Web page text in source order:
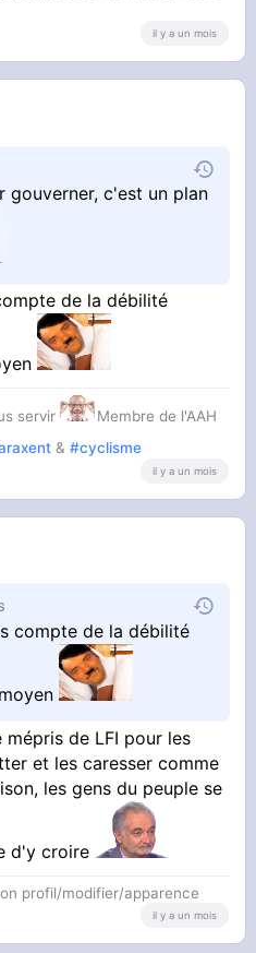
il y a un mois
gouverner, c'est un plan
de la débilité
servir
Membre de l'AAH
&#cyclisme
il y a un mois
compte de la débilité
de LFI pour les
et les caresser comme
les gens du peuple se
d'y croire
profil/modifier/apparence
il y a un mois